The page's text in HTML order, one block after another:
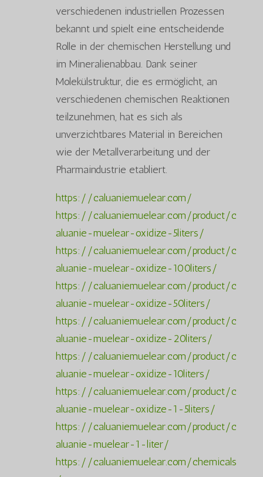
verschiedenen industriellen Prozessen
bekannt und spielt eine entscheidende
Rolle in der chemischen Herstellung und
im Mineralienabbau. Dank seiner
Molekülstruktur, die es ermöglicht, an
verschiedenen chemischen Reaktionen
teilzunehmen, hat es sich als
unverzichtbares Material in Bereichen
wie der Metallverarbeitung und der
Pharmaindustrie etabliert.
https://caluaniemuelear.com/
https://caluaniemuelear.com/product/c
aluanie-muelear-oxidize-5liters/
https://caluaniemuelear.com/product/c
aluanie-muelear-oxidize-100liters/
https://caluaniemuelear.com/product/c
aluanie-muelear-oxidize-50liters/
https://caluaniemuelear.com/product/c
aluanie-muelear-oxidize-20liters/
https://caluaniemuelear.com/product/c
aluanie-muelear-oxidize-10liters/
https://caluaniemuelear.com/product/c
aluanie-muelear-oxidize-1-5liters/
https://caluaniemuelear.com/product/c
aluanie-muelear-1-liter/
https://caluaniemuelear.com/chemicals